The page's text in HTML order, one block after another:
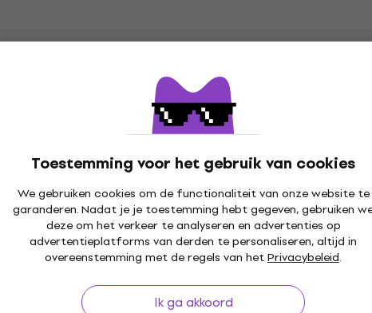
Toestemming voor het gebruik van cookies
We gebruiken cookies om de functionaliteit van onze website te
garanderen. Nadat je je toestemming hebt gegeven, gebruiken
deze om het verkeer te analyseren en advertenties op
advertentieplatforms van derden te personaliseren, altijd in
overeenstemming met de regels van hetPrivacybeleid.
Ik ga akkoord
D'Addario